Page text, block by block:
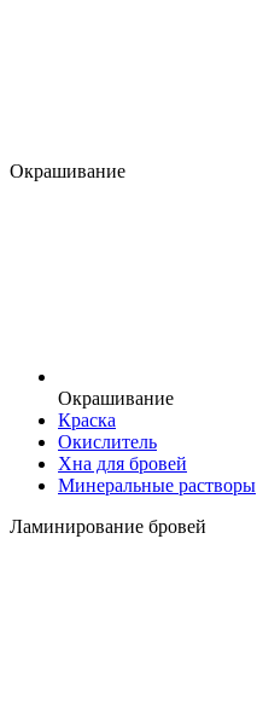
Окрашивание
Окрашивание
Краска
Окислитель
Хна для бровей
Минеральные растворы
Ламинирование бровей